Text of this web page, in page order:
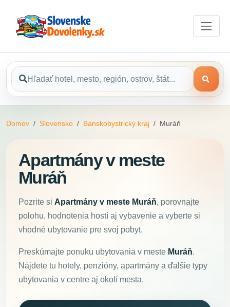
Domov Slovensko Banskobystrický kraj Muráň
Apartmány v meste
Muráň
Pozrite si Apartmány v meste Muráň, porovnajte
polohu, hodnotenia hostí aj vybavenie a vyberte si
vhodné ubytovanie pre svoj pobyt.
Preskúmajte ponuku ubytovania v meste Muráň.
Nájdete tu hotely, penzióny, apartmány a ďalšie typy
ubytovania v centre aj okolí mesta.